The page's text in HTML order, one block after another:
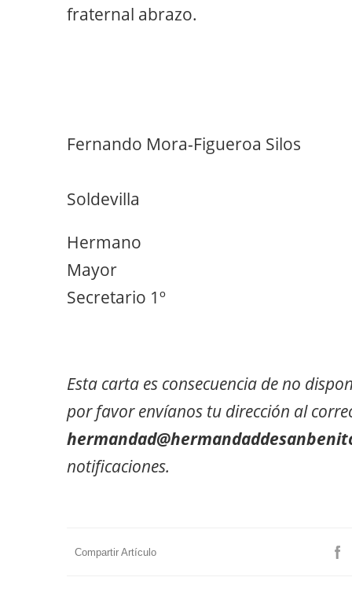
fraternal abrazo.
Fernando Mora-Figueroa Silos
Soldevilla
Hermano
Secretario 1º
Esta carta es consecuencia de no
por favor envíanos tu dirección al
notificaciones.
Compartir Artículo